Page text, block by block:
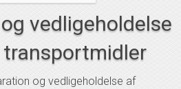
vedligeholdelse
og vedligeholdelse af